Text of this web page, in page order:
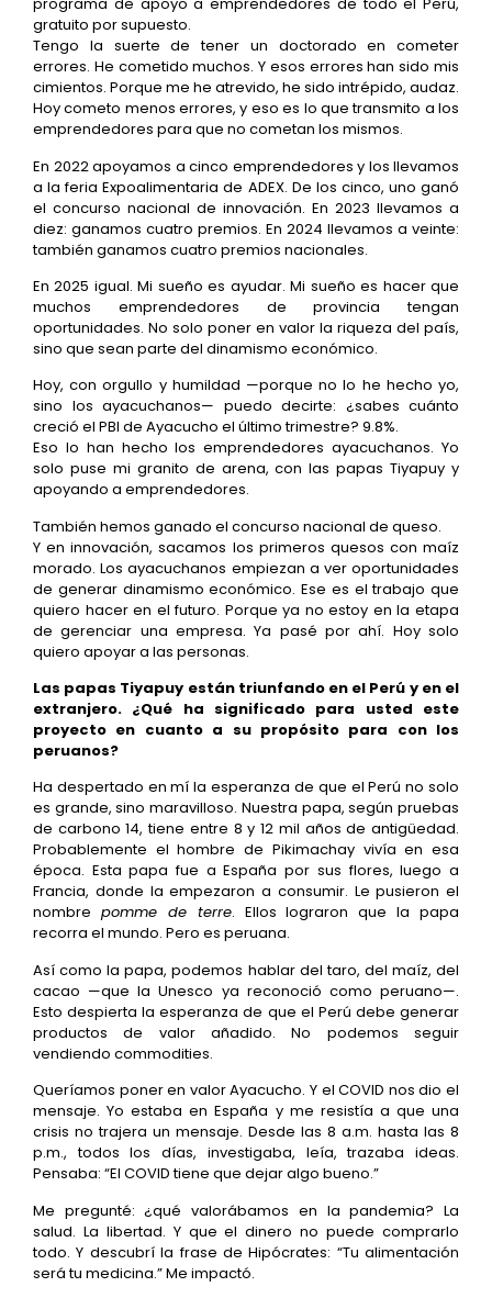
gratuito por supuesto.
Tengo la suerte de tener un doctorado en cometer
errores. He cometido muchos. Y esos errores han sido mis
cimientos. Porque me he atrevido, he sido intrépido, audaz.
Hoy cometo menos errores, y eso es lo que transmito a los
emprendedores para que no cometan los mismos.
En 2022 apoyamos a cinco emprendedores y los llevamos
a la feria Expoalimentaria de ADEX. De los cinco, uno ganó
el concurso nacional de innovación. En 2023 llevamos a
diez: ganamos cuatro premios. En 2024 llevamos a veinte:
también ganamos cuatro premios nacionales.
En 2025 igual. Mi sueño es ayudar. Mi sueño es hacer que
muchos emprendedores de provincia tengan
oportunidades. No solo poner en valor la riqueza del país,
sino que sean parte del dinamismo económico.
Hoy, con orgullo y humildad —porque no lo he hecho yo,
sino los ayacuchanos— puedo decirte: ¿sabes cuánto
creció el PBI de Ayacucho el último trimestre? 9.8%.
Eso lo han hecho los emprendedores ayacuchanos. Yo
solo puse mi granito de arena, con las papas Tiyapuy y
apoyando a emprendedores.
También hemos ganado el concurso nacional de queso.
Y en innovación, sacamos los primeros quesos con maíz
morado. Los ayacuchanos empiezan a ver oportunidades
de generar dinamismo económico. Ese es el trabajo que
quiero hacer en el futuro. Porque ya no estoy en la etapa
de gerenciar una empresa. Ya pasé por ahí. Hoy solo
quiero apoyar a las personas.
Las papas Tiyapuy están triunfando en el Perú y en el
extranjero. ¿Qué ha significado para usted este
proyecto en cuanto a su propósito para con los
peruanos?
Ha despertado en mí la esperanza de que el Perú no solo
es grande, sino maravilloso. Nuestra papa, según pruebas
de carbono 14, tiene entre 8 y 12 mil años de antigüedad.
Probablemente el hombre de Pikimachay vivía en esa
época. Esta papa fue a España por sus flores, luego a
Francia, donde la empezaron a consumir. Le pusieron el
nombre pomme de terre. Ellos lograron que la papa
recorra el mundo. Pero es peruana.
Así como la papa, podemos hablar del taro, del maíz, del
cacao —que la Unesco ya reconoció como peruano—.
Esto despierta la esperanza de que el Perú debe generar
productos de valor añadido. No podemos seguir
vendiendo commodities.
Queríamos poner en valor Ayacucho. Y el COVID nos dio el
mensaje. Yo estaba en España y me resistía a que una
crisis no trajera un mensaje. Desde las 8 a.m. hasta las 8
p.m., todos los días, investigaba, leía, trazaba ideas.
Pensaba: “El COVID tiene que dejar algo bueno.”
Me pregunté: ¿qué valorábamos en la pandemia? La
salud. La libertad. Y que el dinero no puede comprarlo
todo. Y descubrí la frase de Hipócrates: “Tu alimentación
será tu medicina.” Me impactó.